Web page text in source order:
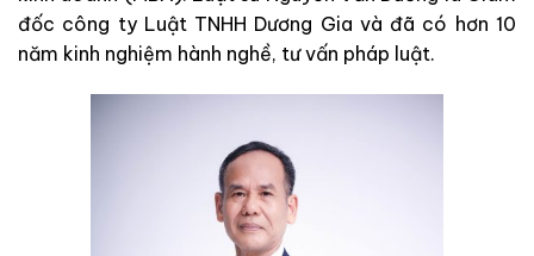
đốc công ty Luật TNHH Dương Gia và đã có hơn 10
năm kinh nghiệm hành nghề, tư vấn pháp luật.